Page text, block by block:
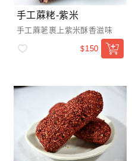
手工蔴粩-紫米
手工蔴荖裹上紫米酥香滋味
$150